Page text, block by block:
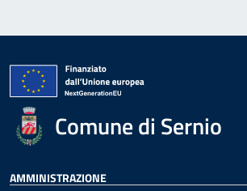
Comune di Sernio
AMMINISTRAZIONE